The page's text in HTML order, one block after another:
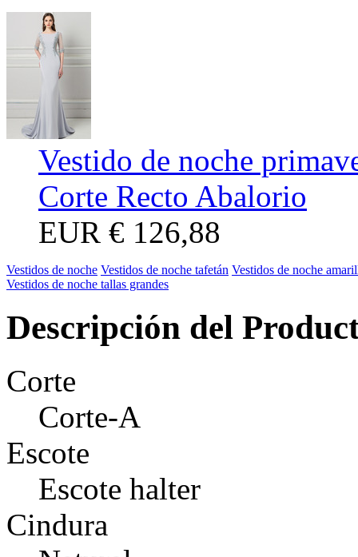
Vestido de noche
Corte Recto Abalorio
EUR € 126,88
Vestidos de noche Vestidos de noche tafetán Vestidos de noche
Vestidos de noche tallas grandes
Descripción del
Corte
Corte-A
Escote
Escote halter
Cindura